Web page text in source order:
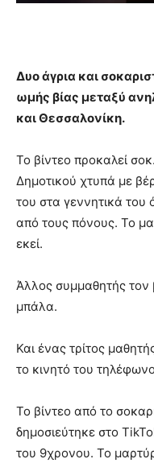
Δυο άγρια και
ωμής βίας μεταξύ
και Θεσσαλονίκη.
Το βίντεο προκαλεί
Δημοτικού χτυπά με
του στα γεννητικά του
από τους πόνους. Το
εκεί.
Άλλος συμμαθητής τον
μπάλα.
Και ένας τρίτος
το κινητό του
Το βίντεο από το
δημοσιεύτηκε στο
του 9χρονου. Το